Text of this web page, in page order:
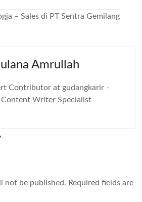
– Sales di PT Sentra Gemilang
Amrullah
Contributor at gudangkarir -
Content Writer Specialist
not be published. Required fields are